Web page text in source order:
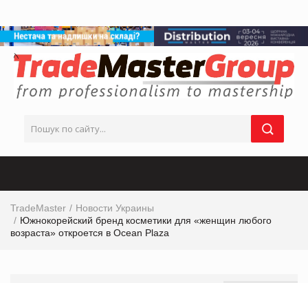
TradeMaster
Новости Украины
Южнокорейский бренд косметики для «женщин любого
возраста» откроется в Ocean Plaza